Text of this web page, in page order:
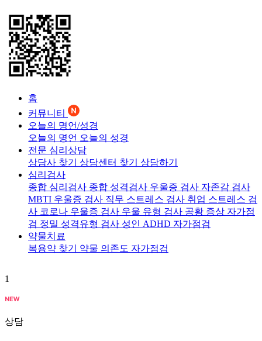
홈
커뮤니티
오늘의 명언/성경
오늘의 명언 오늘의 성경
전문 심리상담
상담사 찾기 상담센터 찾기 상담하기
심리검사
종합 심리검사 종합 성격검사 우울증 검사 자존감 검사
MBTI 우울증 검사 직무 스트레스 검사 취업 스트레스 검
사 코로나 우울증 검사 우울 유형 검사 공황 증상 자가점
검 정밀 성격유형 검사 성인 ADHD 자가점검
약물치료
복용약 찾기 약물 의존도 자가점검
1
상담